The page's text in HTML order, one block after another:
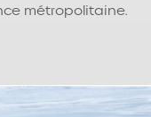
métropolitaine.